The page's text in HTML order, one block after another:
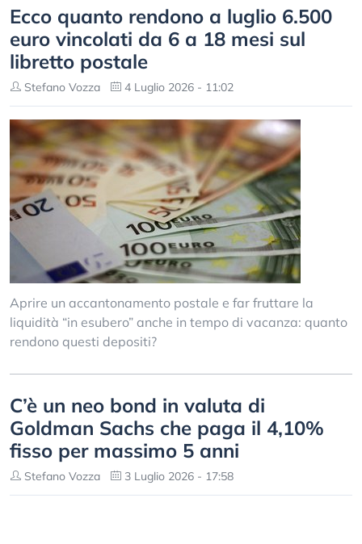
Ecco quanto rendono a luglio 6.500
euro vincolati da 6 a 18 mesi sul
libretto postale
Stefano Vozza 4 Luglio 2026 - 11:02
Aprire un accantonamento postale e far fruttare la
liquidità “in esubero” anche in tempo di vacanza: quanto
rendono questi depositi?
C’è un neo bond in valuta di
Goldman Sachs che paga il 4,10%
fisso per massimo 5 anni
Stefano Vozza 3 Luglio 2026 - 17:58